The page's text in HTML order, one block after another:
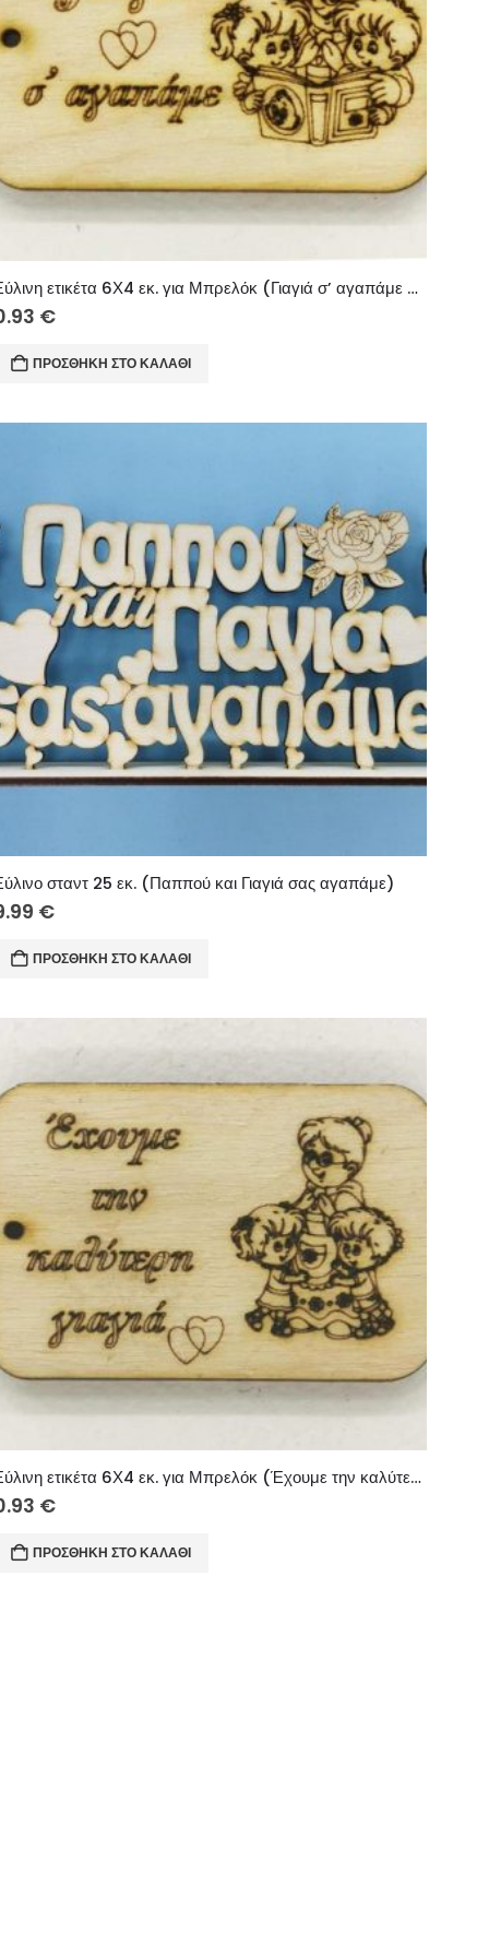
Ξύλινη ετικέτα 6Χ4 εκ. για Μπρελόκ (Γιαγιά σ’ αγαπάμε κορίτσι & αγόρι)
€
ΠΡΟΣΘΉΚΗ ΣΤΟ ΚΑΛΆΘΙ
σταντ 25 εκ. (Παππού και Γιαγιά σας αγαπάμε)
€
ΠΡΟΣΘΉΚΗ ΣΤΟ ΚΑΛΆΘΙ
Ξύλινη ετικέτα 6Χ4 εκ. για Μπρελόκ (Έχουμε την καλύτερη γιαγιά κορίτσι & αγόρι)
€
ΠΡΟΣΘΉΚΗ ΣΤΟ ΚΑΛΆΘΙ